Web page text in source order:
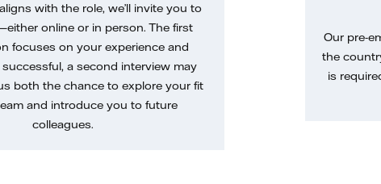
with the role, we’ll invite you to
online or in person. The first
focuses on your experience and
a second interview may
both the chance to explore your fit
and introduce you to future
colleagues.
Our pre-
the
is